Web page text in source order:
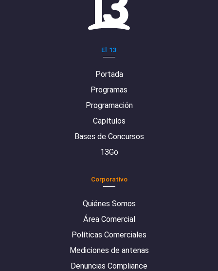
El 13
Portada
Programas
Programación
Capítulos
Bases de Concursos
13Go
Corporativo
Quiénes Somos
Área Comercial
Políticas Comerciales
Mediciones de antenas
Denuncias Compliance